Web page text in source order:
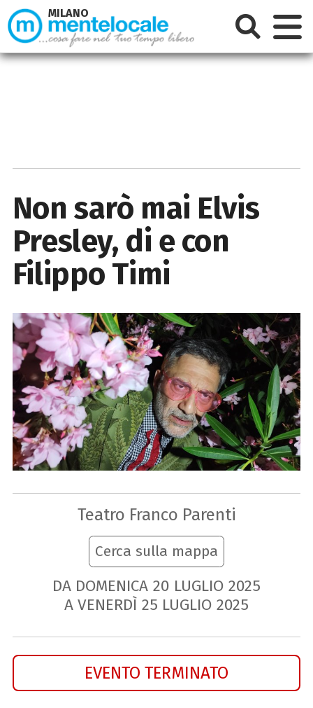
Non sarò mai Elvis
Presley, di e con
Filippo Timi
Teatro Franco Parenti
Cerca sulla mappa
DA DOMENICA 20 LUGLIO 2025
A VENERDÌ 25 LUGLIO 2025
EVENTO TERMINATO
MILANO